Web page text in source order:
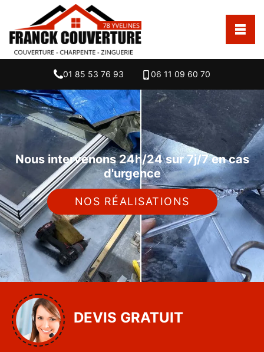
01 85 53 76 93 06 11 09 60 70
Nous intervenons 24h/24 sur 7j/7 en cas
d'urgence
NOS RÉALISATIONS
DEVIS GRATUIT